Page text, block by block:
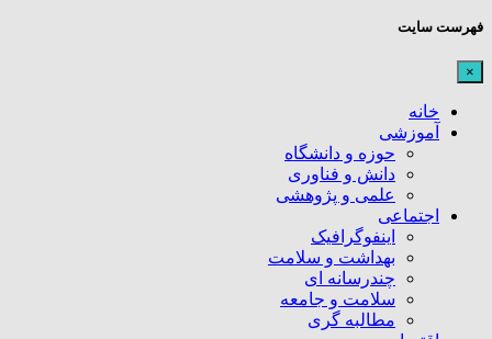
فهرست سایت
×
خانه
آموزشی
حوزه و دانشگاه
دانش و فناوری
علمی و پژوهشی
اجتماعی
اینفوگرافیک
بهداشت و سلامت
چندرسانه ای
سلامت و جامعه
مطالبه گری